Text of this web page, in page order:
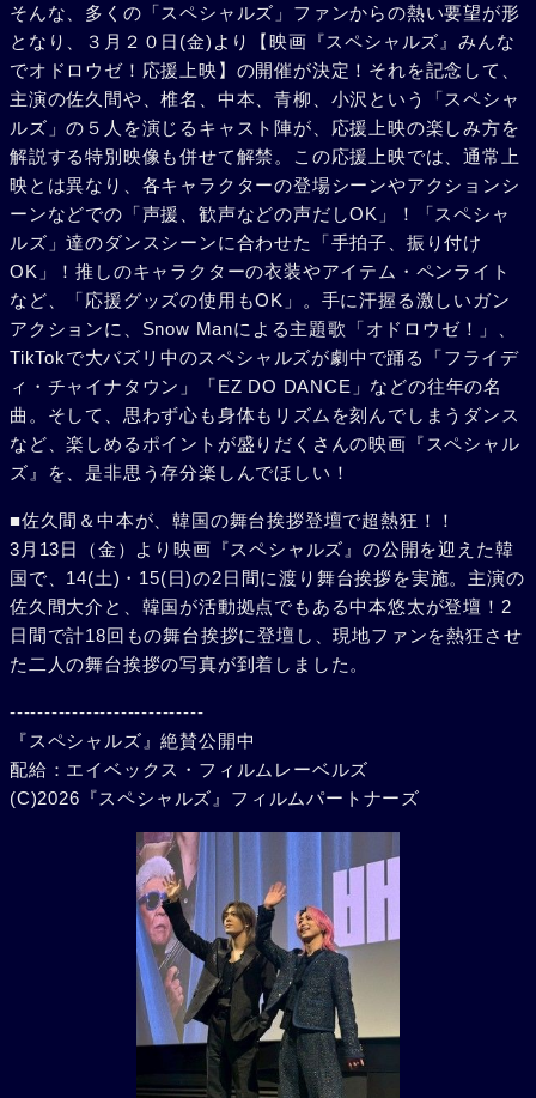
そんな、多くの「スペシャルズ」ファンからの熱い要望が形
となり、３月２０日(金)より【映画『スペシャルズ』みんな
でオドロウゼ！応援上映】の開催が決定！それを記念して、
主演の佐久間や、椎名、中本、青柳、小沢という「スペシャ
ルズ」の５人を演じるキャスト陣が、応援上映の楽しみ方を
解説する特別映像も併せて解禁。この応援上映では、通常上
映とは異なり、各キャラクターの登場シーンやアクションシ
ーンなどでの「声援、歓声などの声だしOK」！「スペシャ
ルズ」達のダンスシーンに合わせた「手拍子、振り付け
OK」！推しのキャラクターの衣装やアイテム・ペンライト
など、「応援グッズの使用もOK」。手に汗握る激しいガン
アクションに、Snow Manによる主題歌「オドロウゼ！」、
TikTokで大バズリ中のスペシャルズが劇中で踊る「フライデ
ィ・チャイナタウン」「EZ DO DANCE」などの往年の名
曲。そして、思わず心も身体もリズムを刻んでしまうダンス
など、楽しめるポイントが盛りだくさんの映画『スペシャル
ズ』を、是非思う存分楽しんでほしい！
■佐久間＆中本が、韓国の舞台挨拶登壇で超熱狂！！
3月13日（金）より映画『スペシャルズ』の公開を迎えた韓
国で、14(土)・15(日)の2日間に渡り舞台挨拶を実施。主演の
佐久間大介と、韓国が活動拠点でもある中本悠太が登壇！2
日間で計18回もの舞台挨拶に登壇し、現地ファンを熱狂させ
た二人の舞台挨拶の写真が到着しました。
----------------------------
『スペシャルズ』絶賛公開中
配給：エイベックス・フィルムレーベルズ
(C)2026『スペシャルズ』フィルムパートナーズ